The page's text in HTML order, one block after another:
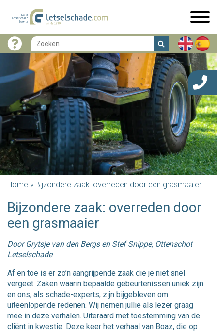
Home » Bijzondere zaak: overreden door een grasmaaier
Bijzondere zaak: overreden door
een grasmaaier
Door Grytsje van den Bergs en Stef Snippe, Ottenschot
Letselschade
Af en toe is er zo’n aangrijpende zaak die je niet snel
vergeet. Zaken waarin bepaalde gebeurtenissen uniek zijn
en ons, als schade-experts, zijn bijgebleven om
uiteenlopende redenen. Wij nemen jullie als lezer graag
mee in deze verhalen. Uiteraard met toestemming van de
cliënt in kwestie. Deze keer het verhaal van Boaz, die op